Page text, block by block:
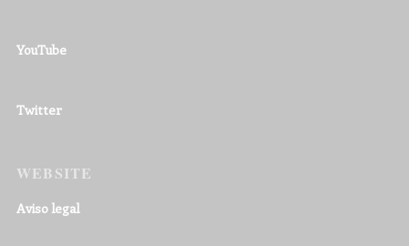
YouTube
Twitter
WEBSITE
Aviso legal